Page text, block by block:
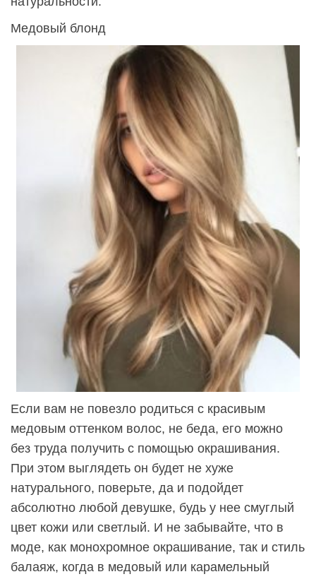
Медовый блонд
Если вам не повезло родиться с красивым
медовым оттенком волос, не беда, его можно
без труда получить с помощью окрашивания.
При этом выглядеть он будет не хуже
натурального, поверьте, да и подойдет
абсолютно любой девушке, будь у нее смуглый
цвет кожи или светлый. И не забывайте, что в
моде, как монохромное окрашивание, так и стиль
балаяж, когда в медовый или карамельный